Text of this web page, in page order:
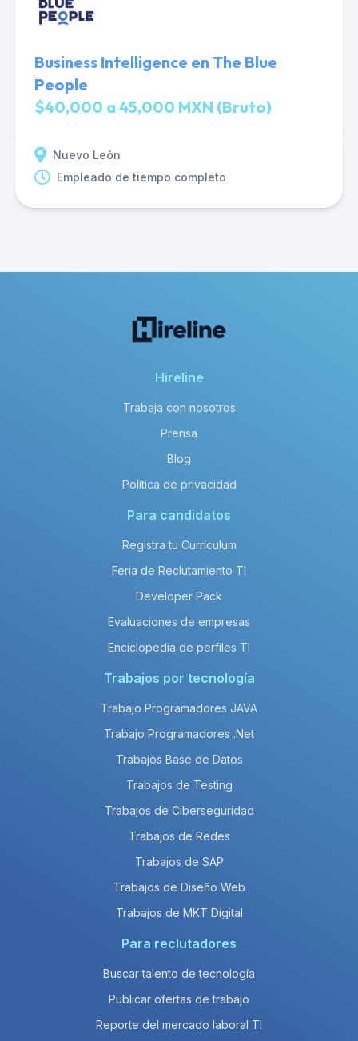
Business Intelligence en The Blue
People
$40,000 a 45,000 MXN (Bruto)
Nuevo León
Empleado de tiempo completo
Hireline
Trabaja con nosotros
Prensa
Blog
Política de privacidad
Para candidatos
Registra tu Currículum
Feria de Reclutamiento TI
Developer Pack
Evaluaciones de empresas
Enciclopedia de perfiles TI
Trabajos por tecnología
Trabajo Programadores JAVA
Trabajo Programadores .Net
Trabajos Base de Datos
Trabajos de Testing
Trabajos de Ciberseguridad
Trabajos de Redes
Trabajos de SAP
Trabajos de Diseño Web
Trabajos de MKT Digital
Para reclutadores
Buscar talento de tecnología
Publicar ofertas de trabajo
Reporte del mercado laboral TI